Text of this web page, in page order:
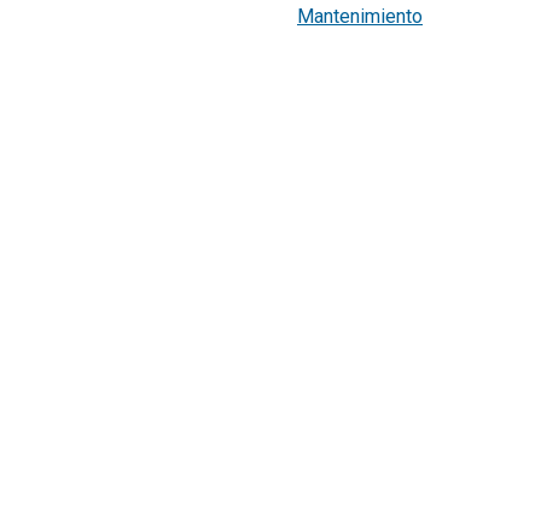
Mantenimiento